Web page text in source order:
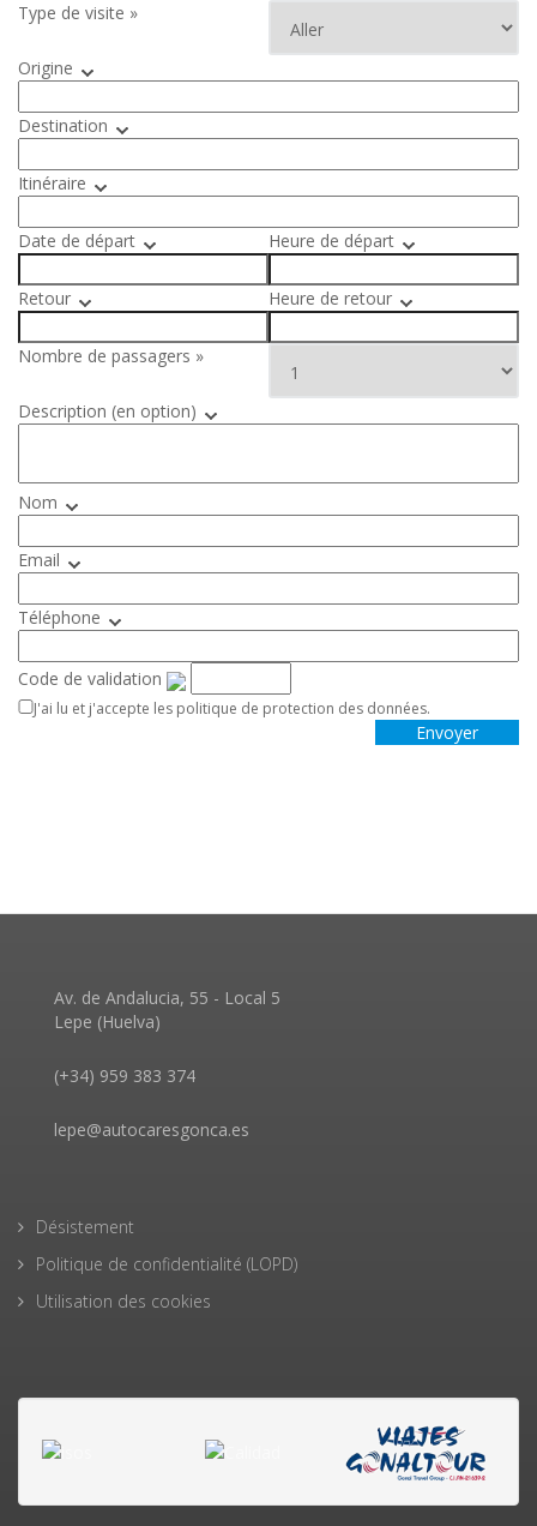
Type de visite »
Origine
Destination
Itinéraire
Date de départ Heure de départ
Retour Heure de retour
Nombre de passagers »
Description (en option)
Nom
Email
Téléphone
Code de validation
J'ai lu et j'accepte les politique de protection des données.
Envoyer
Av. de Andalucia, 55 - Local 5
Lepe (Huelva)
(+34) 959 383 374
lepe@autocaresgonca.es
Désistement
Politique de confidentialité (LOPD)
Utilisation des cookies